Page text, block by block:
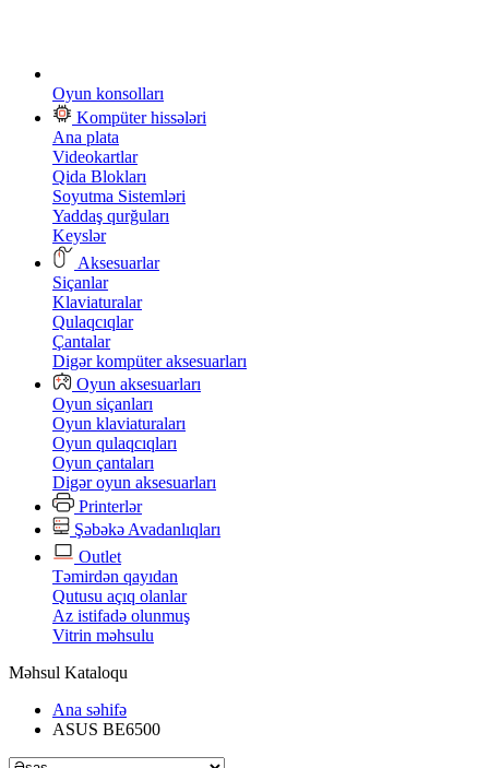
Oyun konsolları
Kompüter hissələri
Ana plata
Videokartlar
Qida Blokları
Soyutma Sistemləri
Yaddaş qurğuları
Keyslər
Aksesuarlar
Siçanlar
Klaviaturalar
Qulaqcıqlar
Çantalar
Digər kompüter aksesuarları
Oyun aksesuarları
Oyun siçanları
Oyun klaviaturaları
Oyun qulaqcıqları
Oyun çantaları
Digər oyun aksesuarları
Printerlər
Şəbəkə Avadanlıqları
Outlet
Təmirdən qayıdan
Qutusu açıq olanlar
Az istifadə olunmuş
Vitrin məhsulu
Məhsul Kataloqu
Ana səhifə
ASUS BE6500